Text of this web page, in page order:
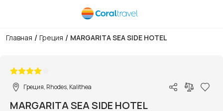
Главная / Греция / MARGARITA SEA SIDE HOTEL
Греция, Rhodes, Kalithea
MARGARITA SEA SIDE HOTEL